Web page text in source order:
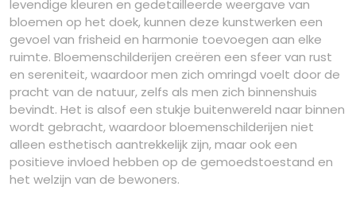
levendige kleuren en gedetailleerde weergave van
bloemen op het doek, kunnen deze kunstwerken een
gevoel van frisheid en harmonie toevoegen aan elke
ruimte. Bloemenschilderijen creëren een sfeer van rust
en sereniteit, waardoor men zich omringd voelt door de
pracht van de natuur, zelfs als men zich binnenshuis
bevindt. Het is alsof een stukje buitenwereld naar binnen
wordt gebracht, waardoor bloemenschilderijen niet
alleen esthetisch aantrekkelijk zijn, maar ook een
positieve invloed hebben op de gemoedstoestand en
het welzijn van de bewoners.